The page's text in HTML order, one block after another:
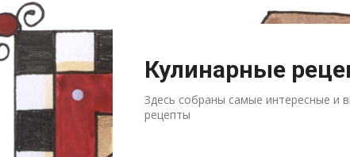
Кулинарные
Здесь собраны самые интересные и
рецепты